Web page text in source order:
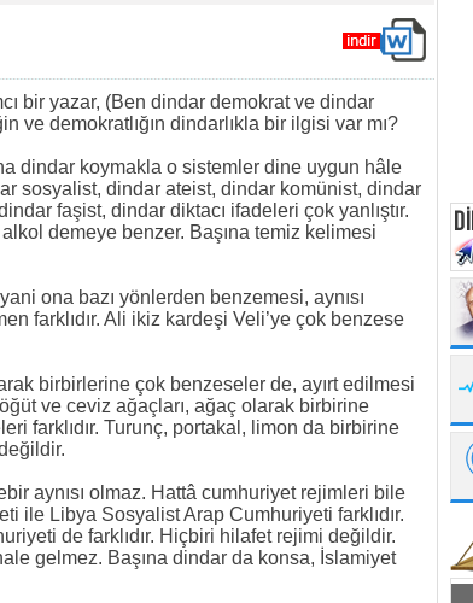
bir yazar, (Ben dindar demokrat ve dindar
ve demokratlığın dindarlıkla bir ilgisi var mı?
dindar koymakla o sistemler dine uygun hâle
sosyalist, dindar ateist, dindar komünist, dindar
faşist, dindar diktacı ifadeleri çok yanlıştır.
demeye benzer. Başına temiz kelimesi
ona bazı yönlerden benzemesi, aynısı
farklıdır. Ali ikiz kardeşi Veli’ye çok benzese
birbirlerine çok benzeseler de, ayırt edilmesi
ve ceviz ağaçları, ağaç olarak birbirine
farklıdır. Turunç, portakal, limon da birbirine
aynısı olmaz. Hattâ cumhuriyet rejimleri bile
ile Libya Sosyalist Arap Cumhuriyeti farklıdır.
de farklıdır. Hiçbiri hilafet rejimi değildir.
gelmez. Başına dindar da konsa, İslamiyet